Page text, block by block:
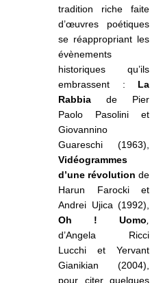
tradition riche faite
d’œuvres poétiques
se réappropriant les
évènements
historiques qu’ils
embrassent : La
Rabbia de Pier
Paolo Pasolini et
Giovannino
Guareschi (1963),
Vidéogrammes
d’une révolution de
Harun Farocki et
Andrei Ujica (1992),
Oh ! Uomo
d’Angela Ricci
Lucchi et Yervant
Gianikian (2004),
pour citer quelques